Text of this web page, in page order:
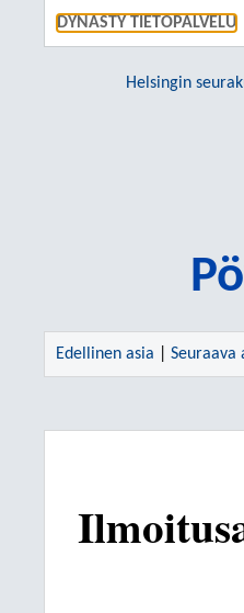
DYNASTY TIETOPALVELU
Helsingin
Edellinen asia Seuraava